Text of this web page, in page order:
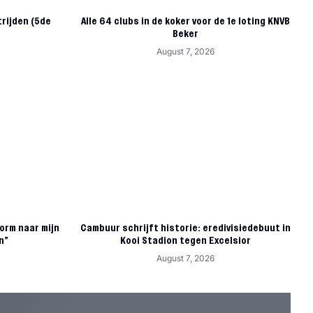
(5de
Alle 64 clubs in de koker voor de 1e loting KNVB
Beker
August 7, 2026
naar mijn
Cambuur schrijft historie: eredivisiedebuut in
Kooi Stadion tegen Excelsior
August 7, 2026